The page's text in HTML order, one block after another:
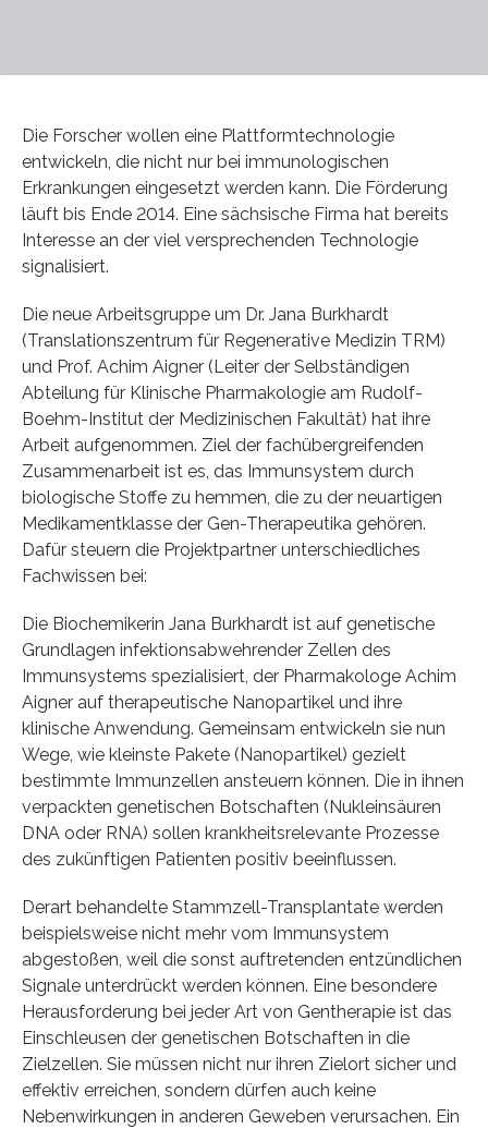
Die Forscher wollen eine Plattformtechnologie
entwickeln, die nicht nur bei immunologischen
Erkrankungen eingesetzt werden kann. Die Förderung
läuft bis Ende 2014. Eine sächsische Firma hat bereits
Interesse an der viel versprechenden Technologie
signalisiert.
Die neue Arbeitsgruppe um Dr. Jana Burkhardt
(Translationszentrum für Regenerative Medizin TRM)
und Prof. Achim Aigner (Leiter der Selbständigen
Abteilung für Klinische Pharmakologie am Rudolf-
Boehm-Institut der Medizinischen Fakultät) hat ihre
Arbeit aufgenommen. Ziel der fachübergreifenden
Zusammenarbeit ist es, das Immunsystem durch
biologische Stoffe zu hemmen, die zu der neuartigen
Medikamentklasse der Gen-Therapeutika gehören.
Dafür steuern die Projektpartner unterschiedliches
Fachwissen bei:
Die Biochemikerin Jana Burkhardt ist auf genetische
Grundlagen infektionsabwehrender Zellen des
Immunsystems spezialisiert, der Pharmakologe Achim
Aigner auf therapeutische Nanopartikel und ihre
klinische Anwendung. Gemeinsam entwickeln sie nun
Wege, wie kleinste Pakete (Nanopartikel) gezielt
bestimmte Immunzellen ansteuern können. Die in ihnen
verpackten genetischen Botschaften (Nukleinsäuren
DNA oder RNA) sollen krankheitsrelevante Prozesse
des zukünftigen Patienten positiv beeinflussen.
Derart behandelte Stammzell-Transplantate werden
beispielsweise nicht mehr vom Immunsystem
abgestoßen, weil die sonst auftretenden entzündlichen
Signale unterdrückt werden können. Eine besondere
Herausforderung bei jeder Art von Gentherapie ist das
Einschleusen der genetischen Botschaften in die
Zielzellen. Sie müssen nicht nur ihren Zielort sicher und
effektiv erreichen, sondern dürfen auch keine
Nebenwirkungen in anderen Geweben verursachen. Ein